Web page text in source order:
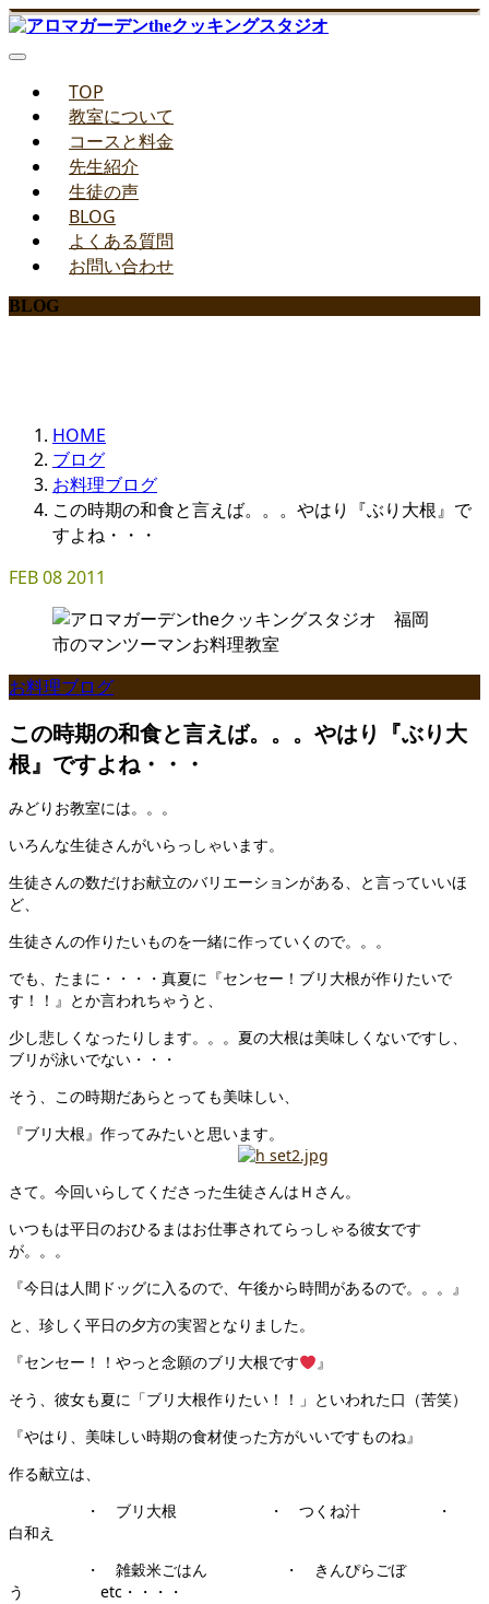
TOP
教室について
コースと料金
先生紹介
生徒の声
BLOG
よくある質問
お問い合わせ
BLOG
HOME
ブログ
お料理ブログ
この時期の和食と言えば。。。やはり『ぶり大根』で
すよね・・・
FEB082011
お料理ブログ
この時期の和食と言えば。。。やはり『ぶり大
根』ですよね・・・
みどりお教室には。。。
いろんな生徒さんがいらっしゃいます。
生徒さんの数だけお献立のバリエーションがある、と言っていいほ
ど、
生徒さんの作りたいものを一緒に作っていくので。。。
でも、たまに・・・・真夏に『センセー！ブリ大根が作りたいで
す！！』とか言われちゃうと、
少し悲しくなったりします。。。夏の大根は美味しくないですし、
ブリが泳いでない・・・
そう、この時期だあらとっても美味しい、
『ブリ大根』作ってみたいと思います。
さて。今回いらしてくださった生徒さんはＨさん。
いつもは平日のおひるまはお仕事されてらっしゃる彼女です
が。。。
『今日は人間ドッグに入るので、午後から時間があるので。。。』
と、珍しく平日の夕方の実習となりました。
『センセー！！やっと念願のブリ大根です
』
そう、彼女も夏に「ブリ大根作りたい！！」といわれた口（苦笑）
『やはり、美味しい時期の食材使った方がいいですものね』
作る献立は、
・ ブリ大根 ・ つくね汁 ・
白和え
・ 雑穀米ごはん ・ きんぴらごぼ
う etc・・・・